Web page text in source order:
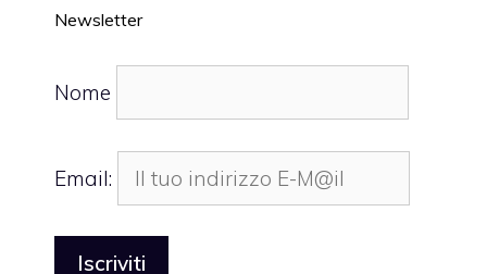
Newsletter
Nome
Email: